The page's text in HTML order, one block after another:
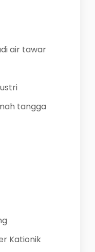
air tawar
tangga
Kationik